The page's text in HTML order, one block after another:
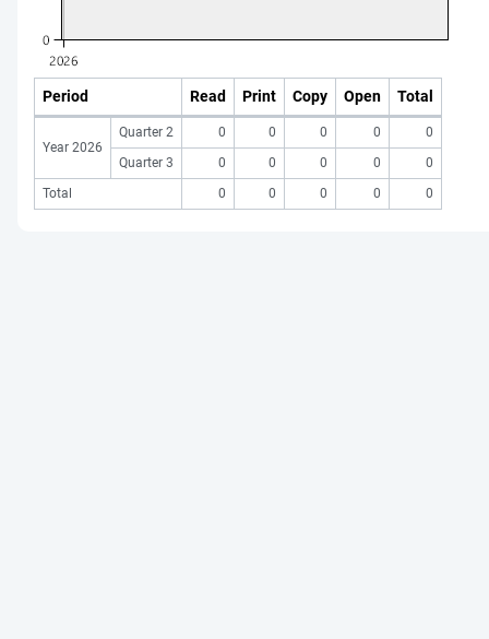
Period Read Print Copy Open Total
Year 2026
Quarter 2 0 0 0 0
0
Quarter 3
0 0 0 0
0
Total
0 0 0 0 0